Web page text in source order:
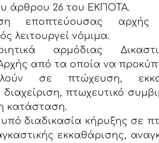
άρθρου 26 του ΕΚΠΟΤΑ.
εποπτεύουσας
λειτουργεί νόμιμα.
αρμόδιας
από τα οποία να
σε πτώχευση,
διαχείριση, πτωχευτικό
κατάσταση.
διαδικασία κήρυξης σε
εκκαθάρισης,